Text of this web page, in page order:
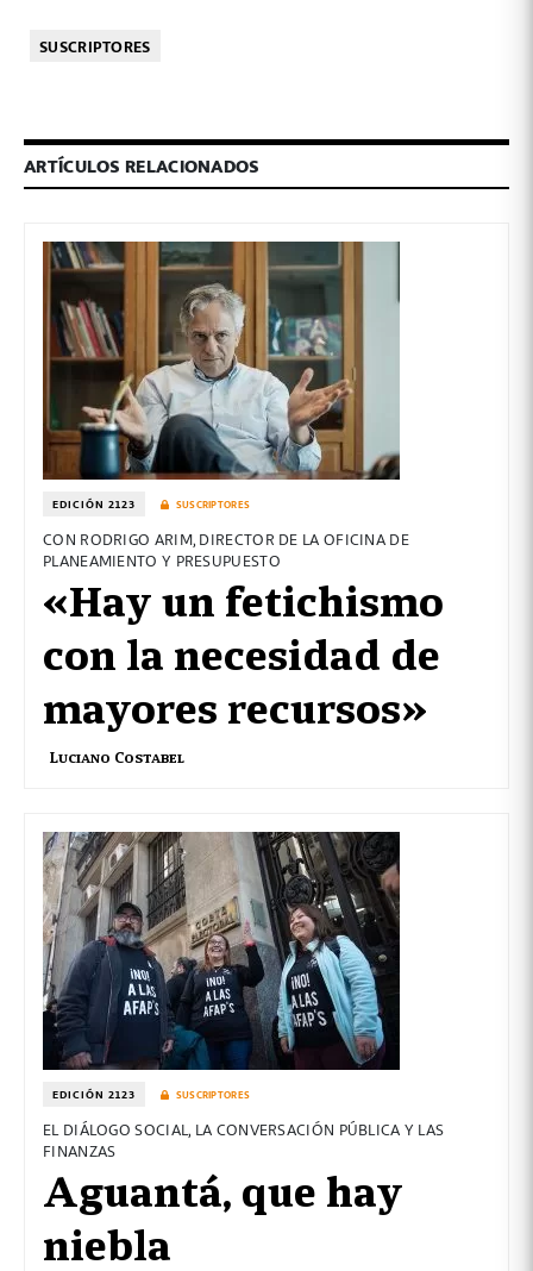
SUSCRIPTORES
ARTÍCULOS RELACIONADOS
EDICIÓN 2123 SUSCRIPTORES
CON RODRIGO ARIM, DIRECTOR DE LA OFICINA DE
PLANEAMIENTO Y PRESUPUESTO
«Hay un fetichismo
con la necesidad de
mayores recursos»
Luciano Costabel
EDICIÓN 2123 SUSCRIPTORES
EL DIÁLOGO SOCIAL, LA CONVERSACIÓN PÚBLICA Y LAS
FINANZAS
Aguantá, que hay
niebla